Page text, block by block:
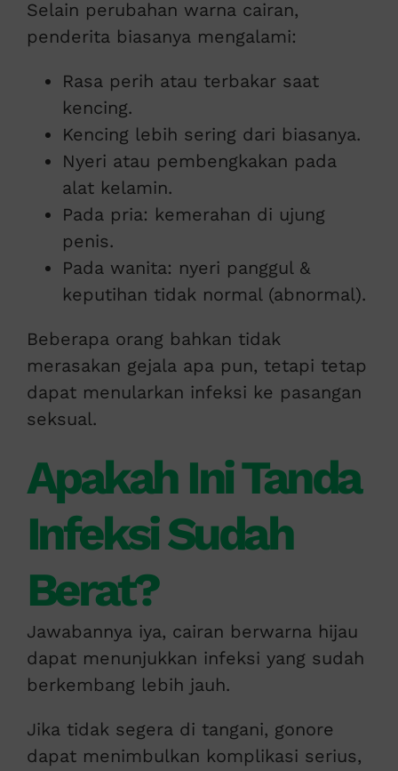
Selain perubahan warna cairan,
penderita biasanya mengalami:
Rasa perih atau terbakar saat
kencing.
Kencing lebih sering dari biasanya.
Nyeri atau pembengkakan pada
alat kelamin.
Pada pria: kemerahan di ujung
penis.
Pada wanita: nyeri panggul &
keputihan tidak normal (abnormal).
Beberapa orang bahkan tidak
merasakan gejala apa pun, tetapi tetap
dapat menularkan infeksi ke pasangan
seksual.
Apakah Ini Tanda
Infeksi Sudah
Berat?
Jawabannya iya, cairan berwarna hijau
dapat menunjukkan infeksi yang sudah
berkembang lebih jauh.
Jika tidak segera di tangani, gonore
dapat menimbulkan komplikasi serius,